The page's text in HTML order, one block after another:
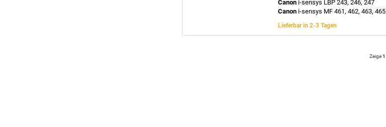
Canon i-sensys LBP 243, 246, 247
Canon i-sensys MF 461, 462, 463, 465
Lieferbar in 2-3 Tagen
Zeige1